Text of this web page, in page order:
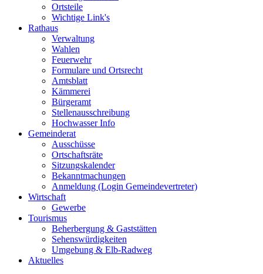
Ortsteile
Wichtige Link's
Rathaus
Verwaltung
Wahlen
Feuerwehr
Formulare und Ortsrecht
Amtsblatt
Kämmerei
Bürgeramt
Stellenausschreibung
Hochwasser Info
Gemeinderat
Ausschüsse
Ortschaftsräte
Sitzungskalender
Bekanntmachungen
Anmeldung (Login Gemeindevertreter)
Wirtschaft
Gewerbe
Tourismus
Beherbergung & Gaststätten
Sehenswürdigkeiten
Umgebung & Elb-Radweg
Aktuelles